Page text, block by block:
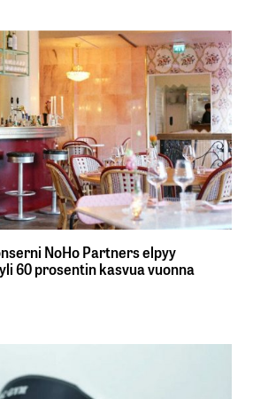
NoHo Partners elpyy
60 prosentin kasvua vuonna